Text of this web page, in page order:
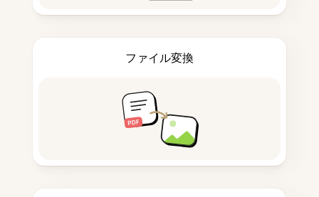
ファイル変換